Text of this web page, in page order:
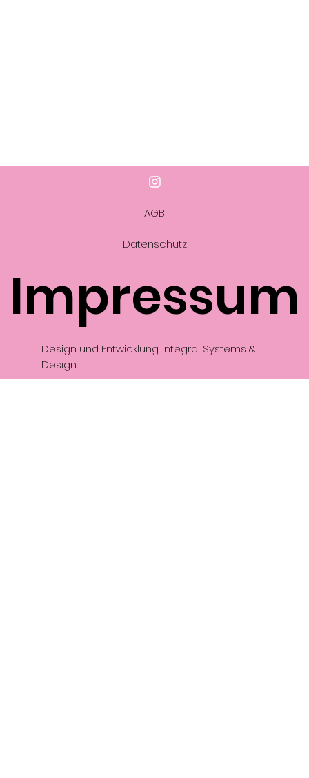
Design und Entwicklung: Integral Systems &
Design
AGB
Datenschutz
Impressum